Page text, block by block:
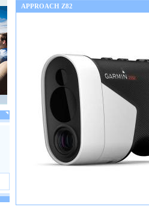
APPROACH Z82